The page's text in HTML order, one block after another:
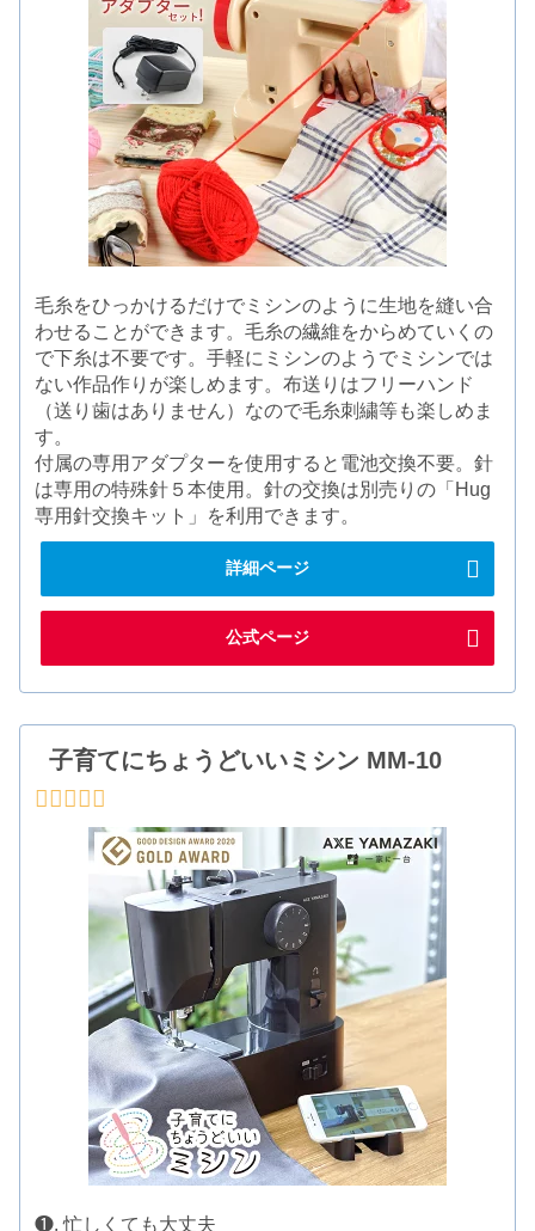
毛糸をひっかけるだけでミシンのように生地を縫い合
わせることができます。毛糸の繊維をからめていくの
で下糸は不要です。手軽にミシンのようでミシンでは
ない作品作りが楽しめます。布送りはフリーハンド
（送り歯はありません）なので毛糸刺繍等も楽しめま
す。
付属の専用アダプターを使用すると電池交換不要。針
は専用の特殊針５本使用。針の交換は別売りの「Hug
専用針交換キット」を利用できます。
詳細ページ
公式ページ
子育てにちょうどいいミシン MM-10
❶. 忙しくても大丈夫